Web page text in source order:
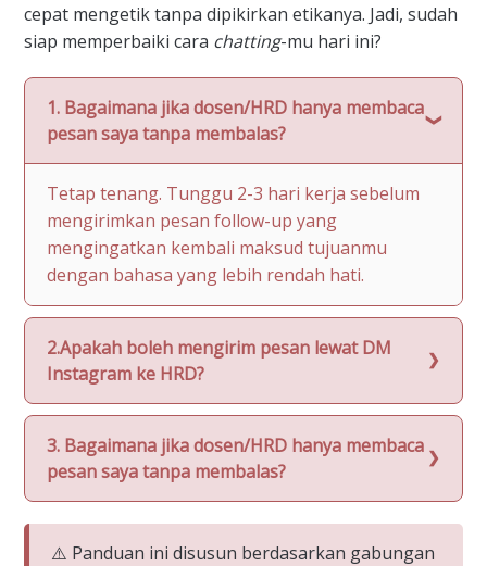
cepat mengetik tanpa dipikirkan etikanya. Jadi, sudah
siap memperbaiki cara chatting-mu hari ini?
1. Bagaimana jika dosen/HRD hanya membaca
pesan saya tanpa membalas?
Tetap tenang. Tunggu 2-3 hari kerja sebelum
mengirimkan pesan follow-up yang
mengingatkan kembali maksud tujuanmu
dengan bahasa yang lebih rendah hati.
2.Apakah boleh mengirim pesan lewat DM
Instagram ke HRD?
3. Bagaimana jika dosen/HRD hanya membaca
pesan saya tanpa membalas?
⚠️ Panduan ini disusun berdasarkan gabungan